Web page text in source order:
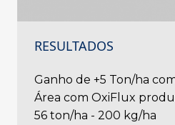
RESULTADOS
Ganho de +5 Ton/ha
Área com OxiFlux
56 ton/ha - 200 kg/ha